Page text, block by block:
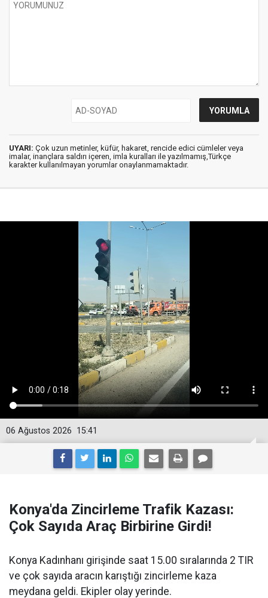
UYARI: Çok uzun metinler, küfür, hakaret, rencide edici cümleler veya
imalar, inançlara saldırı içeren, imla kuralları ile yazılmamış,Türkçe
karakter kullanılmayan yorumlar onaylanmamaktadır.
15:41
06 Ağustos 2026
Konya'da Zincirleme Trafik Kazası:
Çok Sayıda Araç Birbirine Girdi!
Konya Kadınhanı girişinde saat 15.00 sıralarında 2 TIR
ve çok sayıda aracın karıştığı zincirleme kaza
meydana geldi. Ekipler olay yerinde.